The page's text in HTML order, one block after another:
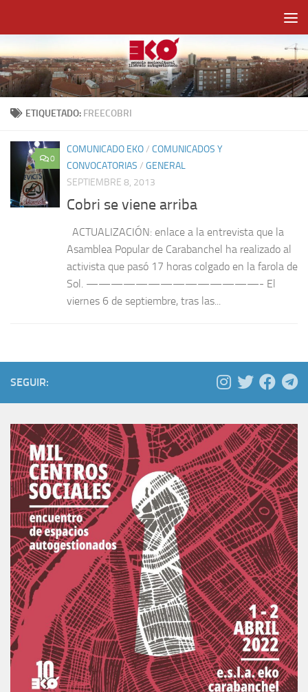
ETIQUETADO: FREECOBRI
0
COMUNICADO EKO/ COMUNICADOS Y
CONVOCATORIAS / GENERAL
SEPTIEMBRE 8, 2013
Cobri se viene arriba
ACTUALIZACIÓN: enlace a la entrevista que la
Asamblea Popular de Carabanchel ha realizado al
activista que pasó 17 horas colgado en la farola de
Sol. ——————————————- El
viernes 6 de septiembre, tras las...
SEGUIR: